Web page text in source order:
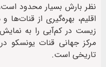
نظر بارش بسیار محدود
اقلیم، بهره‌گیری از قنات‌ها
زیست در کم‌آبی را به
مرکز جهانی قنات یونسکو
تاریخی است.